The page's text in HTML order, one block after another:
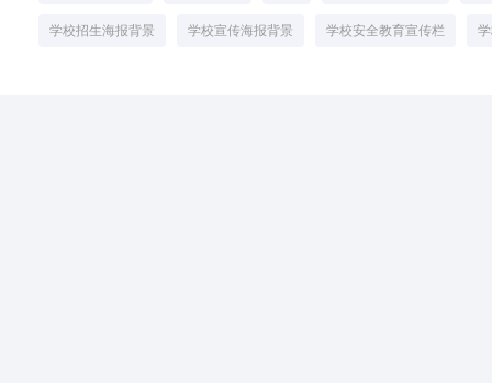
学校招生海报背景 学校宣传海报背景 学校安全教育宣传栏